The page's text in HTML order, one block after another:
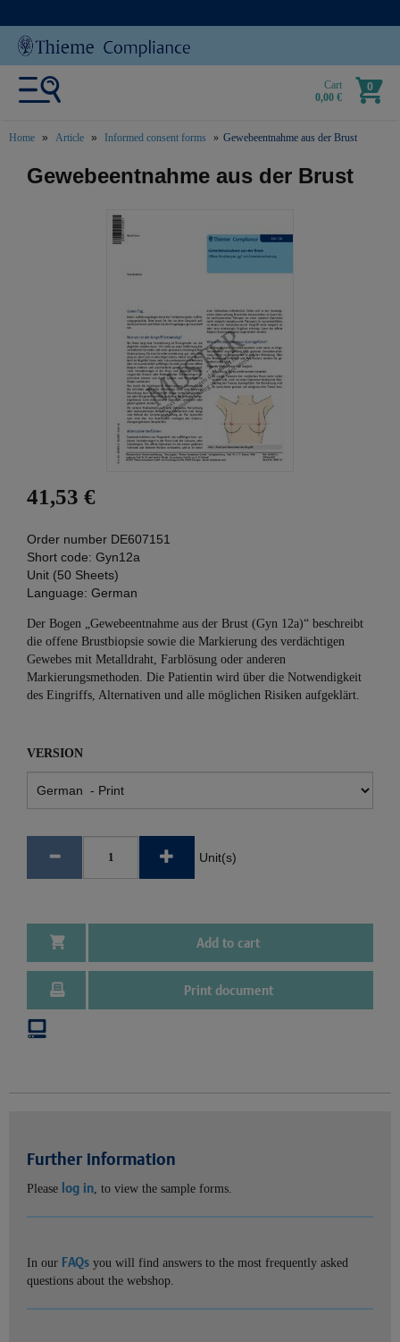
Cart
0,00 €
0
Home Article Informed consent forms Gewebeentnahme aus der Brust
text.skipToContent
text.skipToNavigation
Gewebeentnahme aus der Brust
41,53 €
Order number DE607151
Short code: Gyn12a
Unit (50 Sheets)
Language: German
Der Bogen „Gewebeentnahme aus der Brust (Gyn 12a)“ beschreibt
die offene Brustbiopsie sowie die Markierung des verdächtigen
Gewebes mit Metalldraht, Farblösung oder anderen
Markierungsmethoden. Die Patientin wird über die Notwendigkeit
des Eingriffs, Alternativen und alle möglichen Risiken aufgeklärt.
VERSION
Unit(s)
Add to cart
Print document
Further information
Please log in, to view the sample forms.
In our FAQs you will find answers to the most frequently asked
questions about the webshop.